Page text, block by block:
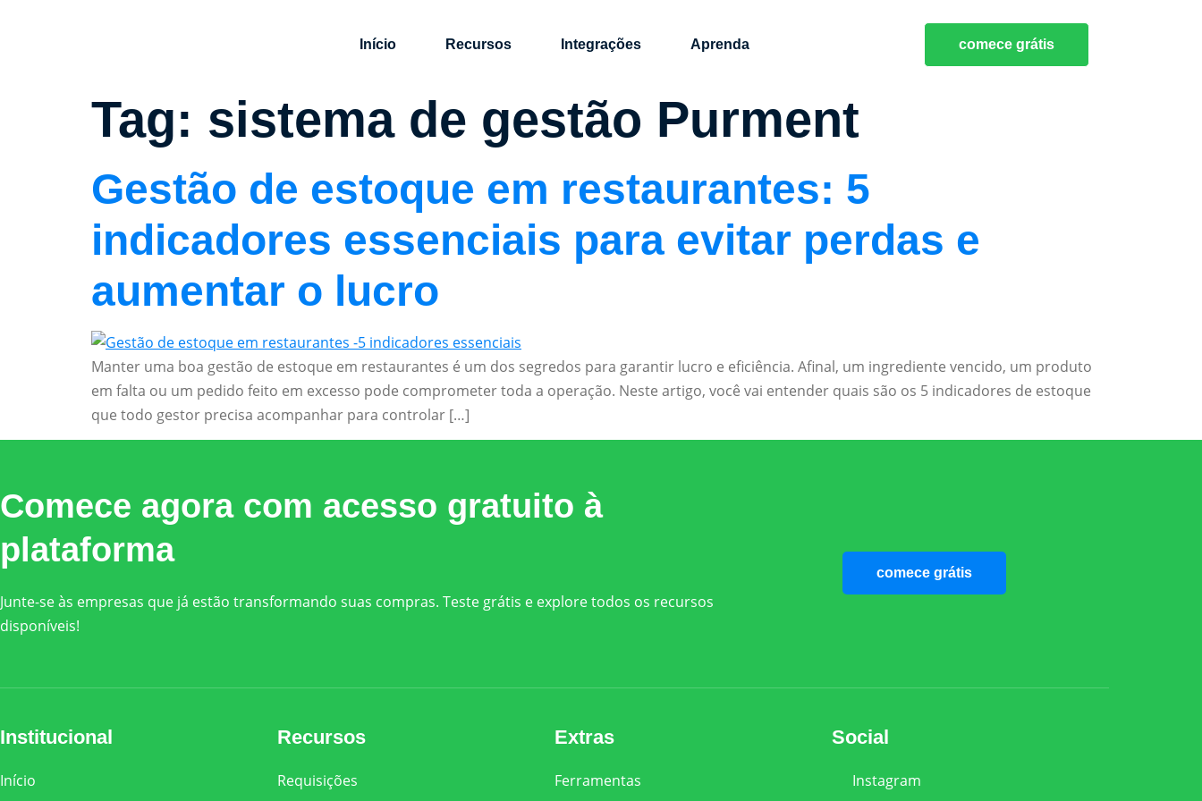
Início Recursos Integrações Aprenda comece grátis
Tag: sistema de gestão Purment
Gestão de estoque em restaurantes: 5
indicadores essenciais para evitar perdas e
aumentar o lucro
Manter uma boa gestão de estoque em restaurantes é um dos segredos para garantir lucro e eficiência. Afinal, um ingrediente vencido, um produto
em falta ou um pedido feito em excesso pode comprometer toda a operação. Neste artigo, você vai entender quais são os 5 indicadores de estoque
que todo gestor precisa acompanhar para controlar […]
Comece agora com acesso gratuito à
plataforma
Junte-se às empresas que já estão transformando suas compras. Teste grátis e explore todos os recursos
disponíveis!
comece grátis
Institucional
Início
Recursos
Requisições
Extras
Ferramentas
Social
Instagram